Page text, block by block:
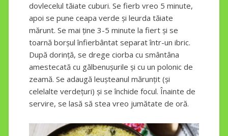
dovlecelul tăiate cuburi. Se fierb vreo 5 minute,
apoi se pune ceapa verde și leurda tăiate
mărunt. Se mai ține 3-5 minute la fiert și se
toarnă borșul înfierbântat separat într-un ibric.
După dorință, se drege ciorba cu smântâna
amestecată cu gălbenușurile și cu un polonic de
zeamă. Se adaugă leușteanul mărunțit (și
celelalte verdețuri) și se închide focul. Înainte de
servire, se lasă să stea vreo jumătate de oră.